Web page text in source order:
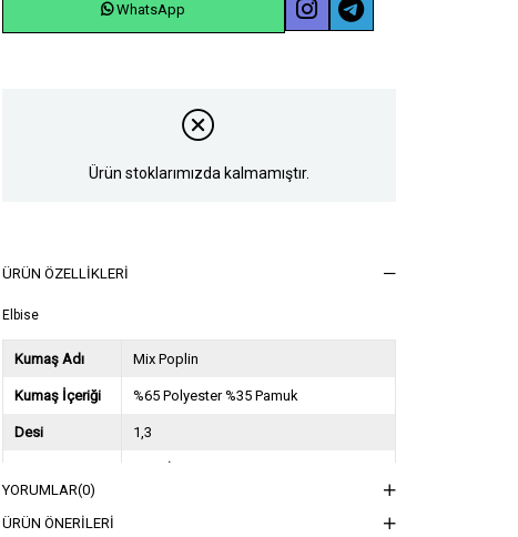
WhatsApp
Ürün stoklarımızda kalmamıştır.
ÜRÜN ÖZELLIKLERI
Elbise
Kumaş Adı Mix Poplin
Kumaş İçeriği %65 Polyester %35 Pamuk
Desi 1,3
2024 İlkbahar Yaz
YORUMLAR(0)
ÜRÜN ÖNERILERI